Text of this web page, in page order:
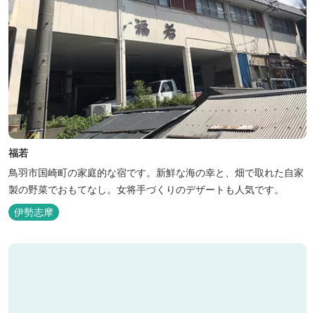
福若
鳥羽市国崎町の家庭的な宿です。新鮮な海の幸と、畑で取れた自家
製の野菜でおもてなし。女将手づくりのデザートも人気です。
伊勢志摩